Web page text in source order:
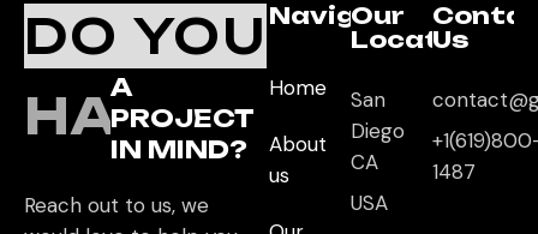
DO YOU
HAVE
A
PROJECT
IN MIND?
Reach out to us, we
Navigation
Home
About
us
Our
Location
San
Diego
CA
USA
Us
1487